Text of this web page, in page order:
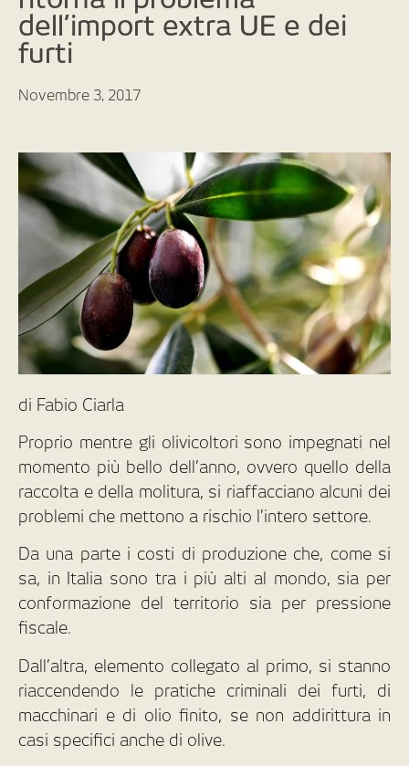
dell’import extra UE e dei
furti
Novembre 3, 2017
di Fabio Ciarla
Proprio mentre gli olivicoltori sono impegnati nel
momento più bello dell’anno, ovvero quello della
raccolta e della molitura, si riaffacciano alcuni dei
problemi che mettono a rischio l’intero settore.
Da una parte i costi di produzione che, come si
sa, in Italia sono tra i più alti al mondo, sia per
conformazione del territorio sia per pressione
fiscale.
Dall’altra, elemento collegato al primo, si stanno
riaccendendo le pratiche criminali dei furti, di
macchinari e di olio finito, se non addirittura in
casi specifici anche di olive.